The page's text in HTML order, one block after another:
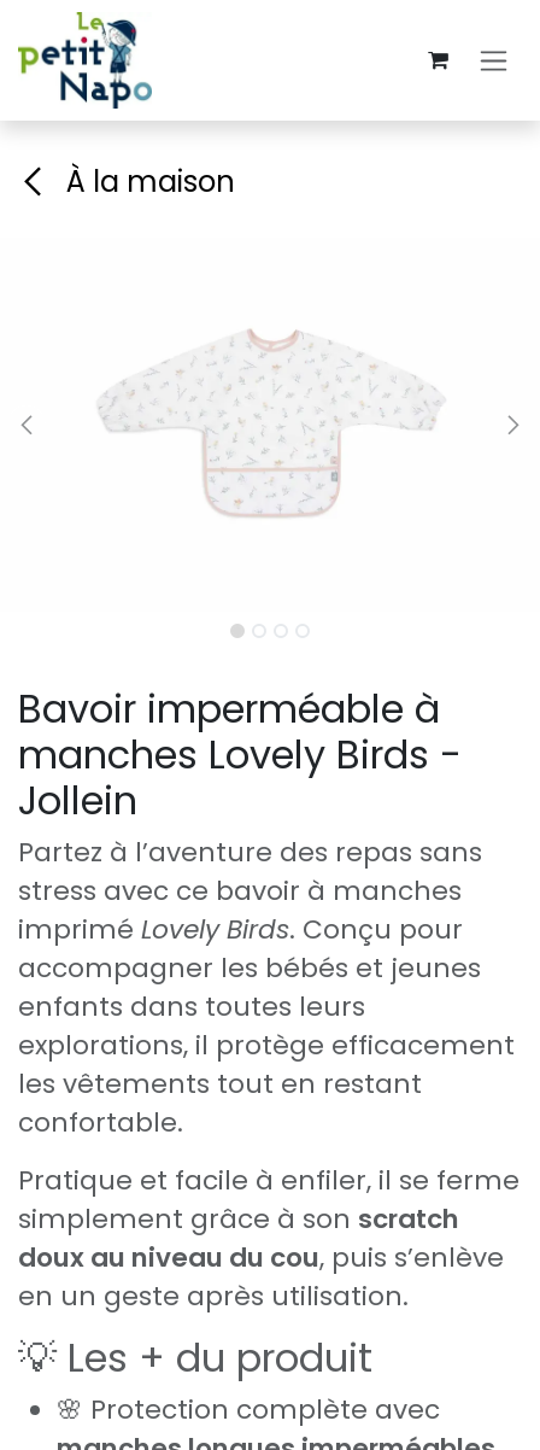
Se rendre au contenu
À la maison
Bavoir imperméable à
manches Lovely Birds -
Jollein
Partez à l’aventure des repas sans
stress avec ce bavoir à manches
imprimé Lovely Birds. Conçu pour
accompagner les bébés et jeunes
enfants dans toutes leurs
explorations, il protège efficacement
les vêtements tout en restant
confortable.
Pratique et facile à enfiler, il se ferme
simplement grâce à son scratch
doux au niveau du cou, puis s’enlève
en un geste après utilisation.
💡 Les + du produit
🌸 Protection complète avec